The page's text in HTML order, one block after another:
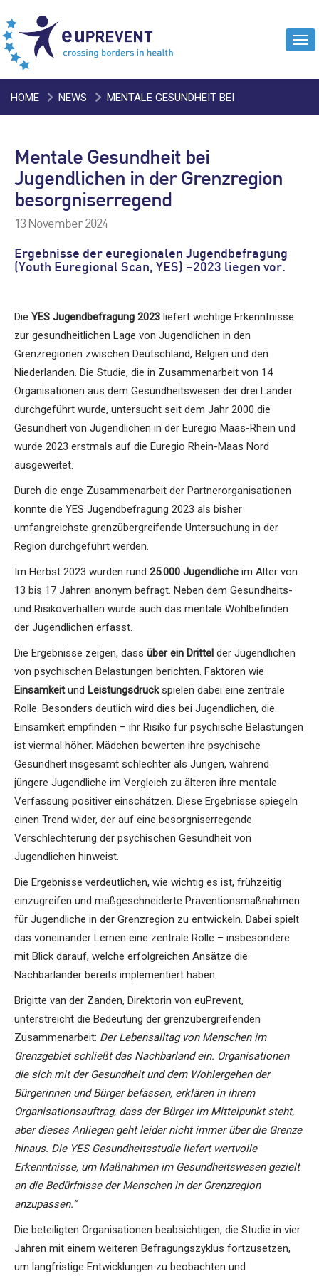
HOME NEWS MENTALE GESUNDHEIT BEI
Mentale Gesundheit bei
Jugendlichen in der Grenzregion
besorgniserregend
13 November 2024
Ergebnisse der euregionalen Jugendbefragung
(Youth Euregional Scan, YES) –2023 liegen vor.
Die YES Jugendbefragung 2023 liefert wichtige Erkenntnisse
zur gesundheitlichen Lage von Jugendlichen in den
Grenzregionen zwischen Deutschland, Belgien und den
Niederlanden. Die Studie, die in Zusammenarbeit von 14
Organisationen aus dem Gesundheitswesen der drei Länder
durchgeführt wurde, untersucht seit dem Jahr 2000 die
Gesundheit von Jugendlichen in der Euregio Maas-Rhein und
wurde 2023 erstmals auf die Euregio Rhein-Maas Nord
ausgeweitet.
Durch die enge Zusammenarbeit der Partnerorganisationen
konnte die YES Jugendbefragung 2023 als bisher
umfangreichste grenzübergreifende Untersuchung in der
Region durchgeführt werden.
Im Herbst 2023 wurden rund 25.000 Jugendliche im Alter von
13 bis 17 Jahren anonym befragt. Neben dem Gesundheits-
und Risikoverhalten wurde auch das mentale Wohlbefinden
der Jugendlichen erfasst.
Die Ergebnisse zeigen, dass über ein Drittel der Jugendlichen
von psychischen Belastungen berichten. Faktoren wie
Einsamkeitund Leistungsdruckspielen dabei eine zentrale
Rolle. Besonders deutlich wird dies bei Jugendlichen, die
Einsamkeit empfinden – ihr Risiko für psychische Belastungen
ist viermal höher. Mädchen bewerten ihre psychische
Gesundheit insgesamt schlechter als Jungen, während
jüngere Jugendliche im Vergleich zu älteren ihre mentale
Verfassung positiver einschätzen. Diese Ergebnisse spiegeln
einen Trend wider, der auf eine besorgniserregende
Verschlechterung der psychischen Gesundheit von
Jugendlichen hinweist.
Die Ergebnisse verdeutlichen, wie wichtig es ist, frühzeitig
einzugreifen und maßgeschneiderte Präventionsmaßnahmen
für Jugendliche in der Grenzregion zu entwickeln. Dabei spielt
das voneinander Lernen eine zentrale Rolle – insbesondere
mit Blick darauf, welche erfolgreichen Ansätze die
Nachbarländer bereits implementiert haben.
Brigitte van der Zanden, Direktorin von euPrevent,
unterstreicht die Bedeutung der grenzübergreifenden
Zusammenarbeit: Der Lebensalltag von Menschen im
Grenzgebiet schließt das Nachbarland ein. Organisationen
die sich mit der Gesundheit und dem Wohlergehen der
Bürgerinnen und Bürger befassen, erklären in ihrem
Organisationsauftrag, dass der Bürger im Mittelpunkt steht,
aber dieses Anliegen geht leider nicht immer über die Grenze
hinaus. Die YES Gesundheitsstudie liefert wertvolle
Erkenntnisse, um Maßnahmen im Gesundheitswesen gezielt
an die Bedürfnisse der Menschen in der Grenzregion
anzupassen.“
Die beteiligten Organisationen beabsichtigen, die Studie in vier
Jahren mit einem weiteren Befragungszyklus fortzusetzen,
um langfristige Entwicklungen zu beobachten und